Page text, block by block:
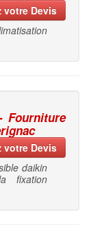
votre Devis
Fourniture
votre Devis
daikin
fixation